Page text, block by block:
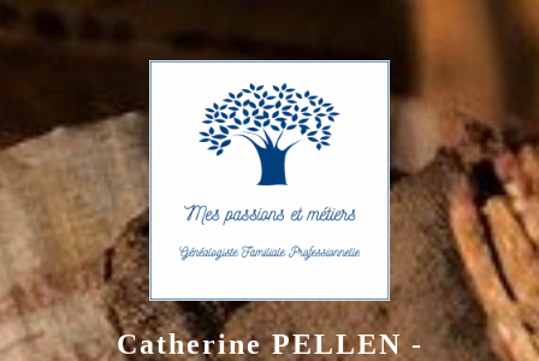
Catherine PELLEN -